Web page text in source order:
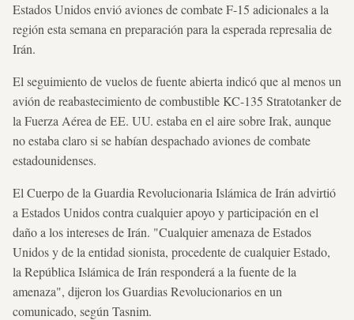
Estados Unidos envió aviones de combate F-15 adicionales a la
región esta semana en preparación para la esperada represalia de
Irán.
El seguimiento de vuelos de fuente abierta indicó que al menos un
avión de reabastecimiento de combustible KC-135 Stratotanker de
la Fuerza Aérea de EE. UU. estaba en el aire sobre Irak, aunque
no estaba claro si se habían despachado aviones de combate
estadounidenses.
El Cuerpo de la Guardia Revolucionaria Islámica de Irán advirtió
a Estados Unidos contra cualquier apoyo y participación en el
daño a los intereses de Irán. "Cualquier amenaza de Estados
Unidos y de la entidad sionista, procedente de cualquier Estado,
la República Islámica de Irán responderá a la fuente de la
amenaza", dijeron los Guardias Revolucionarios en un
comunicado, según Tasnim.